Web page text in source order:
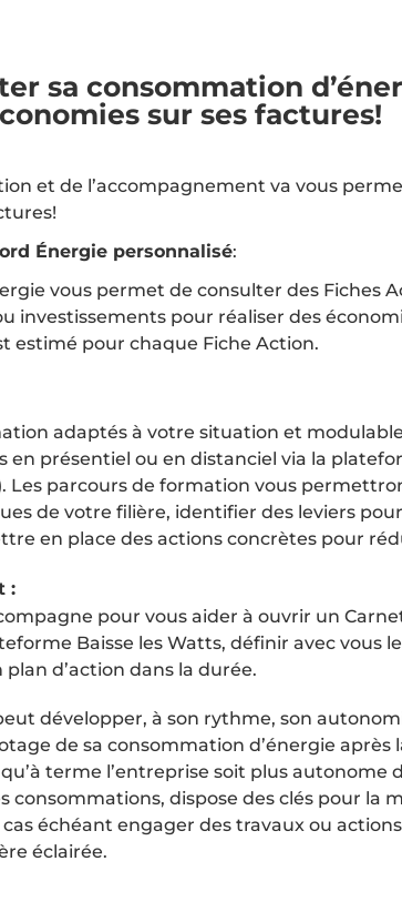
sa consommation
sur ses factures!
et de l’accompagnement va vous
Énergie personnalisé:
vous permet de consulter des Fiches
investissements pour réaliser des
estimé pour chaque Fiche Action.
adaptés à votre situation et
en présentiel ou en distanciel via la
parcours de formation vous
de votre filière, identifier des leviers
en place des actions concrètes pour
:
pour vous aider à ouvrir un
Baisse les Watts, définir avec vous
d’action dans la durée.
développer, à son rythme, son
de sa consommation d’énergie
terme l’entreprise soit plus autonome
consommations, dispose des clés pour la
échéant engager des travaux ou
éclairée.